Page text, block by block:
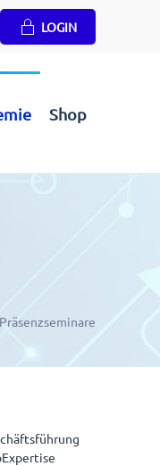
LOGIN
Shop
Präsenzseminare